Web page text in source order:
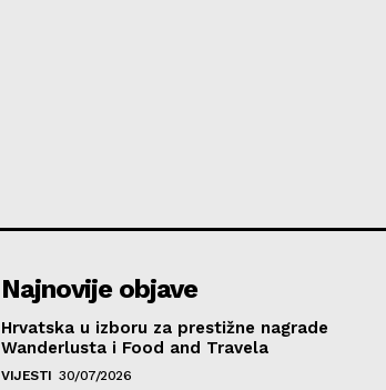
Najnovije objave
Hrvatska u izboru za prestižne nagrade
Wanderlusta i Food and Travela
VIJESTI 30/07/2026